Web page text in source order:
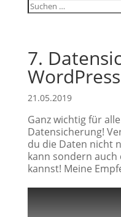
7.
WordPress
21.05.2019
Ganz wichtig für
Datensicherung!
du die Daten nicht
kann sondern
kannst! Meine